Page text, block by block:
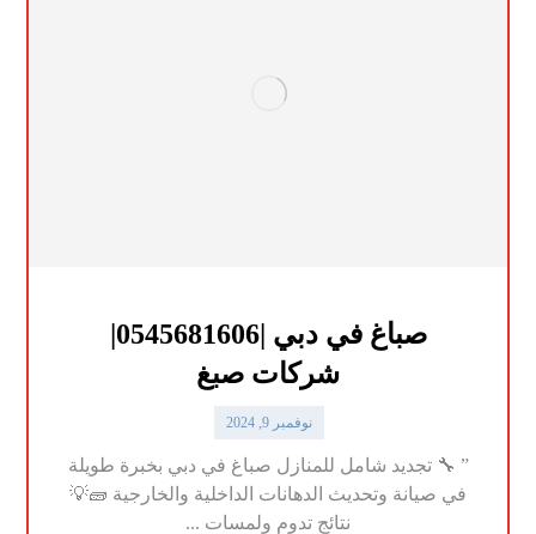
شركات صبغ
نوفمبر 9, 2024
” 🔧 تجديد شامل للمنازل صباغ في دبي بخبرة طويلة
في صيانة وتحديث الدهانات الداخلية والخارجية 🧱💡
نتائج تدوم ولمسات ...